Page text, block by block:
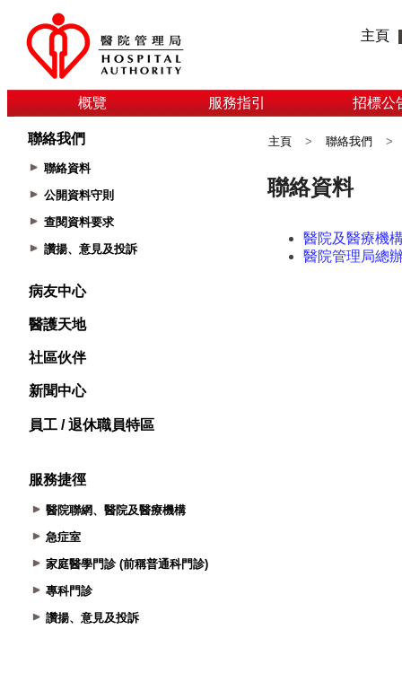
主頁
概覽 服務指引 招標公
聯絡我們
聯絡資料
公開資料守則
查閱資料要求
讚揚、意見及投訴
病友中心
醫護天地
社區伙伴
新聞中心
員工 / 退休職員特區
服務捷徑
醫院聯網、醫院及醫療機構
急症室
家庭醫學門診 (前稱普通科門診)
專科門診
讚揚、意見及投訴
主頁 > 聯絡我們 >